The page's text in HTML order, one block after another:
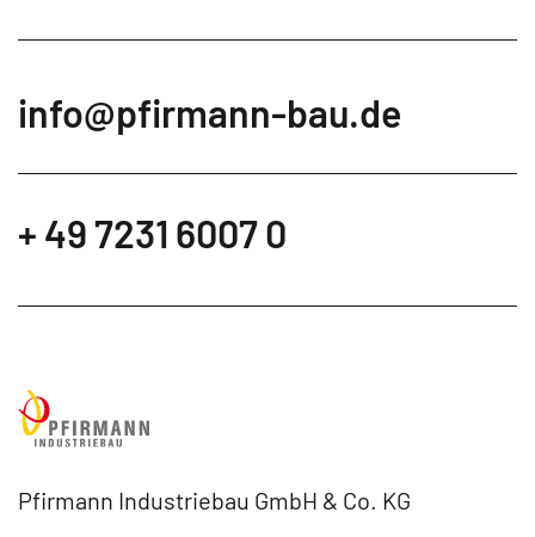
info@­pfirmann-bau.de
+ 49 7231 6007 0
Pfirmann Industriebau GmbH & Co. KG